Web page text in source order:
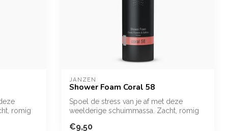
romig
JANZEN
Shower Foam Coral 58
Spoel de stress van je af met deze
weelderige schuimmassa. Zacht, romig
€9,50